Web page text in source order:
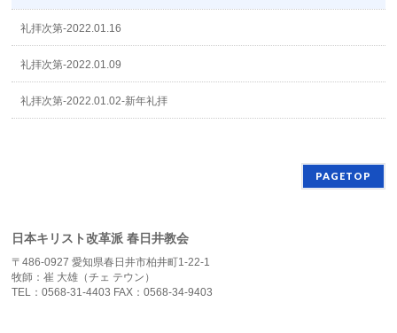
礼拝次第-2022.01.16
礼拝次第-2022.01.09
礼拝次第-2022.01.02-新年礼拝
PAGETOP
日本キリスト改革派 春日井教会
〒486-0927 愛知県春日井市柏井町1-22-1
牧師：崔 大雄（チェ テウン）
TEL：0568-31-4403 FAX：0568-34-9403